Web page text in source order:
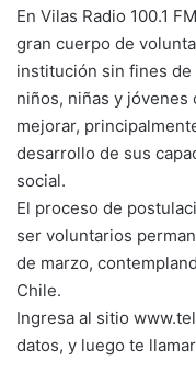
En Vilas Radio 100.1
gran cuerpo de
institución sin fines de
niños, niñas y jóvenes
mejorar,
desarrollo de sus
social.
El proceso de
ser voluntarios
de marzo,
Chile.
Ingresa al sitio
datos, y luego te